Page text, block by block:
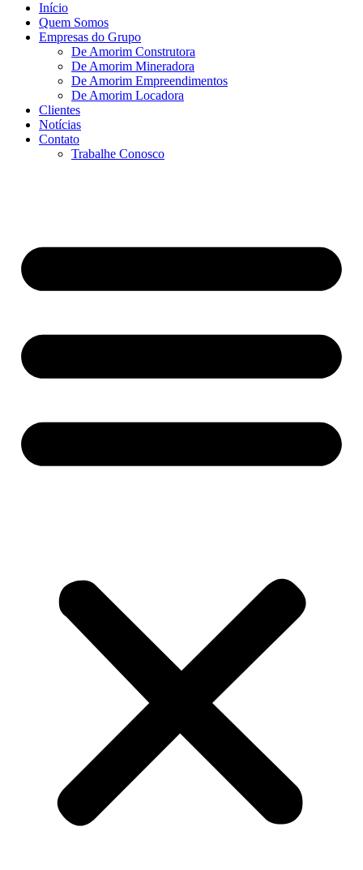
Início
Quem Somos
Empresas do Grupo
De Amorim Construtora
De Amorim Mineradora
De Amorim Empreendimentos
De Amorim Locadora
Clientes
Notícias
Contato
Trabalhe Conosco